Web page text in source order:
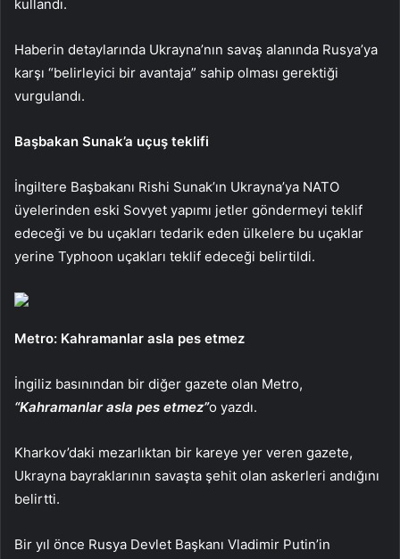
kullandı.
Haberin detaylarında Ukrayna’nın savaş alanında Rusya’ya
karşı “belirleyici bir avantaja” sahip olması gerektiği
vurgulandı.
Başbakan Sunak’a uçuş teklifi
İngiltere Başbakanı Rishi Sunak’ın Ukrayna’ya NATO
üyelerinden eski Sovyet yapımı jetler göndermeyi teklif
edeceği ve bu uçakları tedarik eden ülkelere bu uçaklar
yerine Typhoon uçakları teklif edeceği belirtildi.
Metro: Kahramanlar asla pes etmez
İngiliz basınından bir diğer gazete olan Metro,
“Kahramanlar asla pes etmez”o yazdı.
Kharkov’daki mezarlıktan bir kareye yer veren gazete,
Ukrayna bayraklarının savaşta şehit olan askerleri andığını
belirtti.
Bir yıl önce Rusya Devlet Başkanı Vladimir Putin’in